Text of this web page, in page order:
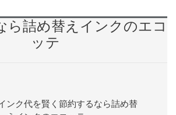
ら詰め替えインクのエコ
ッテ
ンク代を賢く節約するなら詰め替